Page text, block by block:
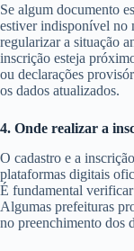
Se algum documento
estiver indisponível no
regularizar a situação
inscrição esteja
ou declarações
os dados atualizados.
4. Onde realizar a
O cadastro e a
plataformas digitais
É fundamental
Algumas prefeituras
no preenchimento dos